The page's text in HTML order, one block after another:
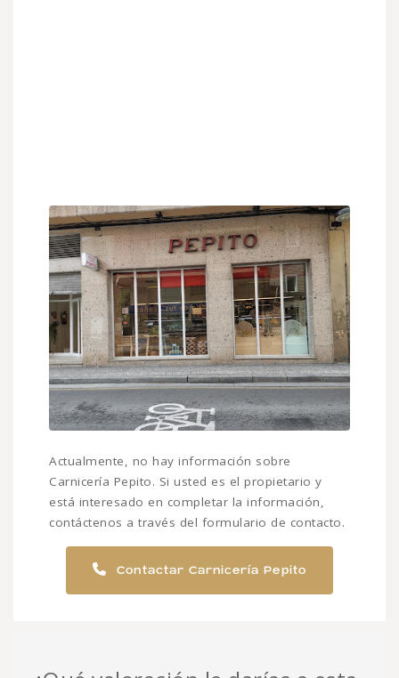
Actualmente, no hay información sobre
Carnicería Pepito. Si usted es el propietario y
está interesado en completar la información,
contáctenos a través del formulario de contacto.
Contactar Carnicería Pepito